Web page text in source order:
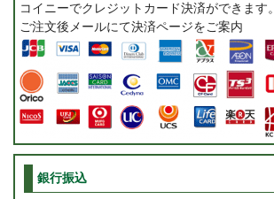
コイニーでクレジットカード決済ができます。
ご注文後メールにて決済ページをご案内
銀行振込